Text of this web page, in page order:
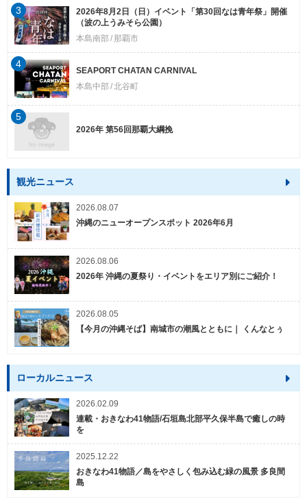
2026年8月2日（日）イベント「第30回なは青年祭」開催
（波の上うみそら公園）
本島南部
那覇市
3
SEAPORT CHATAN CARNIVAL
本島中部 北谷町
4
2026年 第56回那覇大綱挽
5
観光ニュース
2026.08.07
沖縄のニューオープンスポット 2026年6月
2026.08.06
2026年 沖縄の夏祭り・イベントをエリア別にご紹介！
2026.08.05
【今月の沖縄そば】南城市の潮風とともに｜ くんなとぅ
ローカルニュース
2026.02.09
連載・おきなわ41物語/石垣島北部平久保半島で癒しの時
を
2025.12.22
おきなわ41物語／島をやさしく包み込む緑の風景 多良間
島